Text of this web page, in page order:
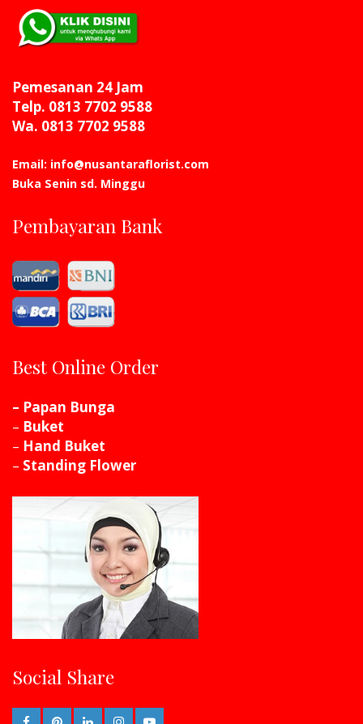
Pemesanan 24 Jam
Telp. 0813 7702 9588
Wa. 0813 7702 9588
Email: info@nusantaraflorist.com
Buka Senin sd. Minggu
Pembayaran Bank
Best Online Order
– Papan Bunga
– Buket
– Hand Buket
– Standing Flower
Social Share